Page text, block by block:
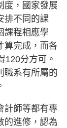
度，國家發展
排不同的課
課程相應學
算完成，而各
120分方可。
職系有所屬的
計師等都有專
的進修，認為